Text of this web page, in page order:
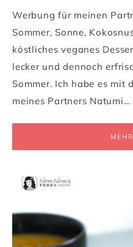
Werbung für meinen
Sommer, Sonne,
köstliches veganes
lecker und dennoch
Sommer. Ich habe es mit
meines Partners Natumi…